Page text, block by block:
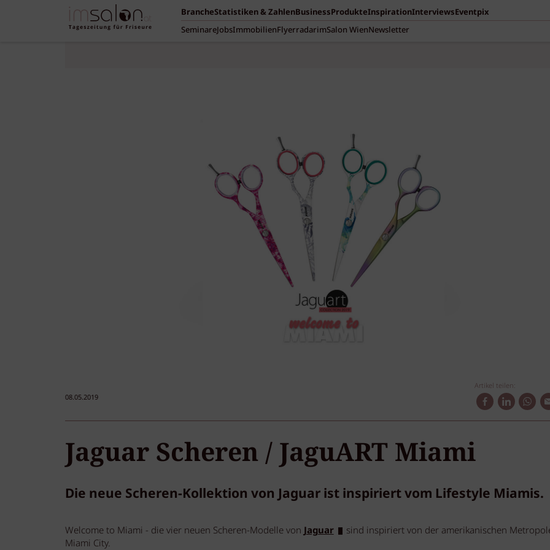
BrancheStatistiken & ZahlenBusinessProdukteInspirationInterviewsEventpix
SeminareJobsImmobilienFlyerradarimSalon WienNewsletter
08.05.2019
Artikel teilen:
Jaguar Scheren / JaguART Miami
Die neue Scheren-Kollektion von Jaguar ist inspiriert vom Lifestyle Miamis.
Welcome to Miami - die vier neuen Scheren-Modelle vonJaguar
sind inspiriert von der amerikanischen
Miami City.